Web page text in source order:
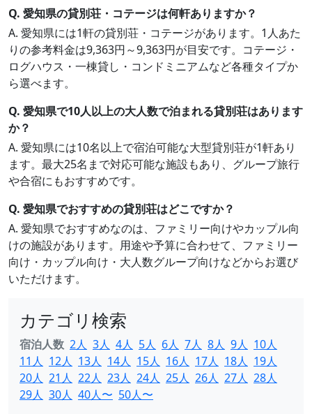
Q. 愛知県の貸別荘・コテージは何軒ありますか？
A. 愛知県には1軒の貸別荘・コテージがあります。1人あた
りの参考料金は9,363円～9,363円が目安です。コテージ・
ログハウス・一棟貸し・コンドミニアムなど各種タイプか
ら選べます。
Q. 愛知県で10人以上の大人数で泊まれる貸別荘はあります
か？
A. 愛知県には10名以上で宿泊可能な大型貸別荘が1軒あり
ます。最大25名まで対応可能な施設もあり、グループ旅行
や合宿にもおすすめです。
Q. 愛知県でおすすめの貸別荘はどこですか？
A. 愛知県でおすすめなのは、ファミリー向けやカップル向
けの施設があります。用途や予算に合わせて、ファミリー
向け・カップル向け・大人数グループ向けなどからお選び
いただけます。
カテゴリ検索
宿泊人数 2人 3人 4人 5人 6人 7人 8人 9人 10人
11人 12人 13人 14人 15人 16人 17人 18人 19人
20人 21人 22人 23人 24人 25人 26人 27人 28人
29人 30人 40人〜 50人〜